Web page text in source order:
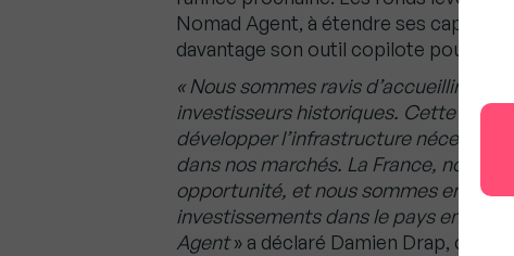
Nomad Agent, à étendre ses
davantage son outil copilote pour
« Nous sommes ravis d’accueillir
investisseurs historiques. Cette
développer l’infrastructure
dans nos marchés. La France,
opportunité, et nous sommes
investissements dans le pays en se
Agent» a déclaré Damien Drap, co-